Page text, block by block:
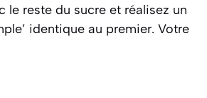
le reste du sucre et réalisez un
identique au premier. Votre